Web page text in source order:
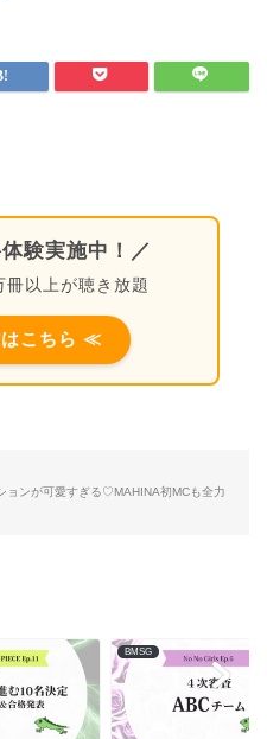
験実施中！／
以上が聴き放題
こちら ≪
ョンが可愛すぎる♡MAHINA初MCも全力
BMSG